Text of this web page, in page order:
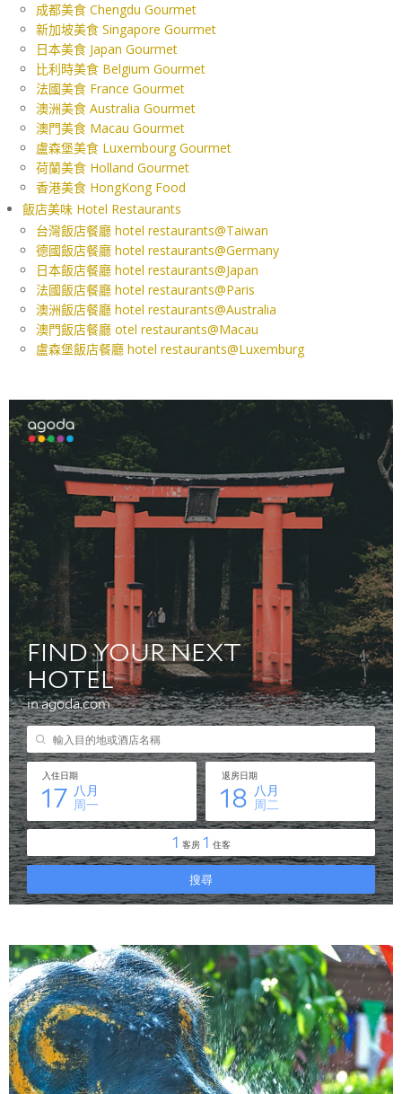
成都美食 Chengdu Gourmet
新加坡美食 Singapore Gourmet
日本美食 Japan Gourmet
比利時美食 Belgium Gourmet
法國美食 France Gourmet
澳洲美食 Australia Gourmet
澳門美食 Macau Gourmet
盧森堡美食 Luxembourg Gourmet
荷蘭美食 Holland Gourmet
香港美食 HongKong Food
飯店美味 Hotel Restaurants
台灣飯店餐廳 hotel restaurants@Taiwan
德國飯店餐廳 hotel restaurants@Germany
日本飯店餐廳 hotel restaurants@Japan
法國飯店餐廳 hotel restaurants@Paris
澳洲飯店餐廳 hotel restaurants@Australia
澳門飯店餐廳 otel restaurants@Macau
盧森堡飯店餐廳 hotel restaurants@Luxemburg